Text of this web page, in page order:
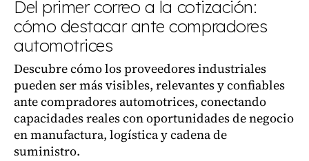
Del primer correo a la cotización:
cómo destacar ante compradores
automotrices
Descubre cómo los proveedores industriales
pueden ser más visibles, relevantes y confiables
ante compradores automotrices, conectando
capacidades reales con oportunidades de negocio
en manufactura, logística y cadena de
suministro.